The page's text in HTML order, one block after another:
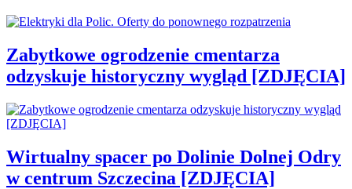
Zabytkowe ogrodzenie cmentarza
odzyskuje historyczny wygląd [ZDJĘCIA]
Wirtualny spacer po Dolinie Dolnej Odry
w centrum Szczecina [ZDJĘCIA]